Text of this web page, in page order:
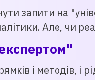
запити на
Але, чи
і методів, і